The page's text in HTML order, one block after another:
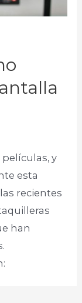
y
esta
recientes
han